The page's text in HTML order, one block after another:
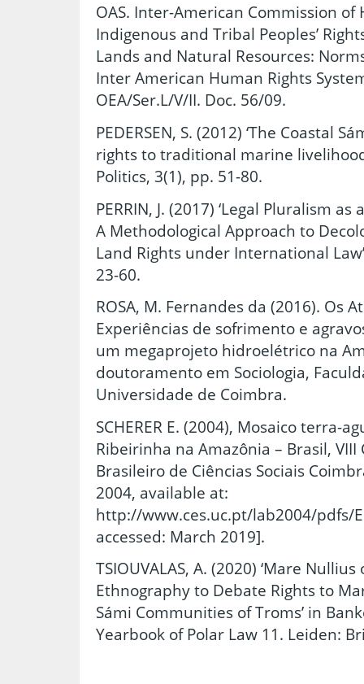
OAS. Inter-American Commission of
Indigenous and Tribal Peoples’
Lands and Natural Resources:
Inter American Human Rights
OEA/Ser.L/V/II. Doc. 56/09.
PEDERSEN, S. (2012) ‘The Coastal
rights to traditional marine
Politics, 3(1), pp. 51-80.
PERRIN, J. (2017) ‘Legal Pluralism
A Methodological Approach to
Land Rights under International
23-60.
ROSA, M. Fernandes da (2016). Os
Experiências de sofrimento e
um megaprojeto hidroelétrico na
doutoramento em Sociologia,
Universidade de Coimbra.
SCHERER E. (2004), Mosaico terra-
Ribeirinha na Amazônia – Brasil, VIII
Brasileiro de Ciências Sociais
2004, available at:
http://www.ces.uc.pt/lab2004/pdfs/
accessed: March 2019].
TSIOUVALAS, A. (2020) ‘Mare
Ethnography to Debate Rights to
Sámi Communities of Troms’ in
Yearbook of Polar Law 11. Leiden: